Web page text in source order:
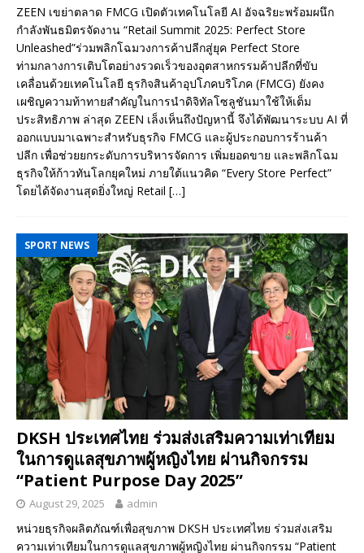
ZEEN เขย่าตลาด FMCG เปิดตัวเทคโนโลยี AI อัจฉริยะพร้อมผนึก
กำลังพันธมิตรจัดงาน “Retail Summit 2025: Perfect Store
Unleashed”ร่วมพลิกโฉมวงการค้าปลีกสู่ยุค Perfect Store
ท่ามกลางการเติบโตอย่างรวดเร็วของอุตสาหกรรมค้าปลีกที่ขับ
เคลื่อนด้วยเทคโนโลยี ธุรกิจสินค้าอุปโภคบริโภค (FMCG) ยังคง
เผชิญความท้าทายสำคัญในการนำดิจิทัลโซลูชันมาใช้ให้เต็ม
ประสิทธิภาพ ล่าสุด ZEEN เล็งเห็นถึงปัญหานี้ จึงได้พัฒนาระบบ AI ที่
ออกแบบมาเฉพาะสำหรับธุรกิจ FMCG และผู้ประกอบการร้านค้า
ปลีก เพื่อช่วยยกระดับการบริหารจัดการ เพิ่มยอดขาย และพลิกโฉม
ธุรกิจให้ก้าวทันโลกยุคใหม่ ภายใต้แนวคิด “Every Store Perfect”
โดยได้จัดงานสุดยิ่งใหญ่ Retail […]
SPORT NEWS
DKSH ประเทศไทย ร่วมส่งเสริมความเท่าเทียม
ในการดูแลสุขภาพผู้หญิงไทย ผ่านกิจกรรม
“Patient Purpose Day 2025”
August 29, 2025 admin
หน่วยธุรกิจผลิตภัณฑ์เพื่อสุขภาพ DKSH ประเทศไทย ร่วมส่งเสริม
ความเท่าเทียมในการดูแลสุขภาพผู้หญิงไทย ผ่านกิจกรรม “Patient